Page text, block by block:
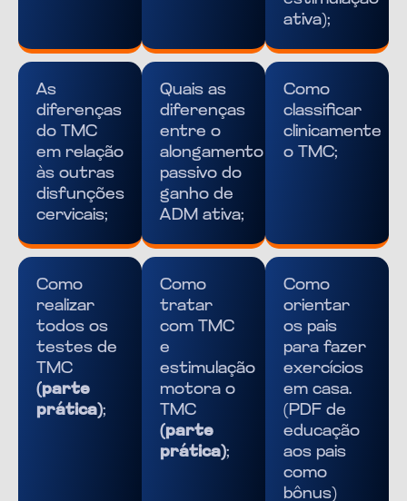
ativa);
As
diferenças
do TMC
em relação
às outras
disfunções
cervicais;
Quais as
diferenças
entre o
alongamento
passivo do
ganho de
ADM ativa;
Como
classificar
clinicamente
o TMC;
Como
realizar
todos os
testes de
TMC
(parte
prática);
Como
tratar
com TMC
e
estimulação
motora o
TMC
(parte
prática);
Como
orientar
os pais
para fazer
exercícios
em casa.
(PDF de
educação
aos pais
como
bônus)